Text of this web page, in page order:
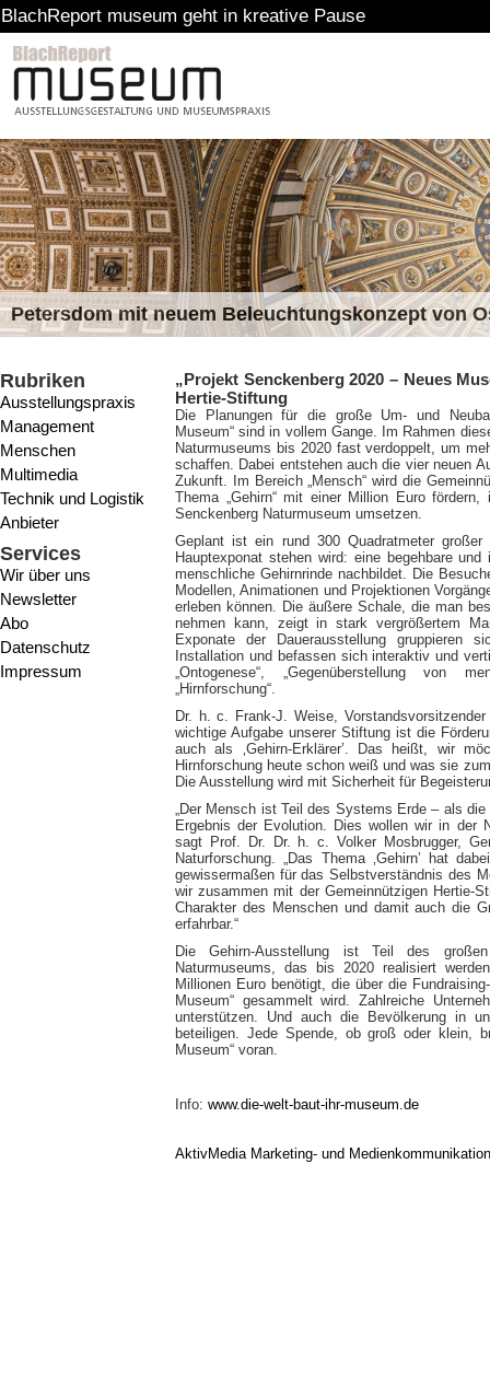
museum geht in kreative Pause
Petersdom mit neuem Beleuchtungskonzept von
Rubriken
Ausstellungspraxis
Management
Menschen
Multimedia
Technik und Logistik
Anbieter
Services
Wir über uns
Newsletter
Abo
Datenschutz
Impressum
„Projekt Senckenberg 2020 – Neues
Hertie-Stiftung
Die Planungen für die große Um- und
Museum“ sind in vollem Gange. Im Rahmen
Naturmuseums bis 2020 fast verdoppelt, um
schaffen. Dabei entstehen auch die vier neuen
Zukunft. Im Bereich „Mensch“ wird die
Thema „Gehirn“ mit einer Million Euro
Senckenberg Naturmuseum umsetzen.
Geplant ist ein rund 300 Quadratmeter
Hauptexponat stehen wird: eine begehbare
menschliche Gehirnrinde nachbildet. Die
Modellen, Animationen und Projektionen
erleben können. Die äußere Schale, die man
nehmen kann, zeigt in stark vergrößertem
Exponate der Dauerausstellung gruppieren
Installation und befassen sich interaktiv und
„Ontogenese“, „Gegenüberstellung von
„Hirnforschung“.
Dr. h. c. Frank-J. Weise,
wichtige Aufgabe unserer Stiftung ist die
auch als ‚Gehirn-Erklärer’. Das heißt, wir
Hirnforschung heute schon weiß und was sie
Die Ausstellung wird mit Sicherheit für
„Der Mensch ist Teil des Systems Erde – als
Ergebnis der Evolution. Dies wollen wir in der
sagt Prof. Dr. Dr. h. c. Volker Mosbrugger,
Naturforschung. „Das Thema ‚Gehirn’ hat
gewissermaßen für das Selbstverständnis des
wir zusammen mit der Gemeinnützigen Hertie-
Charakter des Menschen und damit auch die
erfahrbar.“
Die Gehirn-Ausstellung ist Teil des
Naturmuseums, das bis 2020 realisiert
Millionen Euro benötigt, die über die
Museum“ gesammelt wird. Zahlreiche
unterstützen. Und auch die Bevölkerung in
beteiligen. Jede Spende, ob groß oder klein,
Museum“ voran.
Info: www.die-welt-baut-ihr-museum.de
AktivMedia Marketing- und